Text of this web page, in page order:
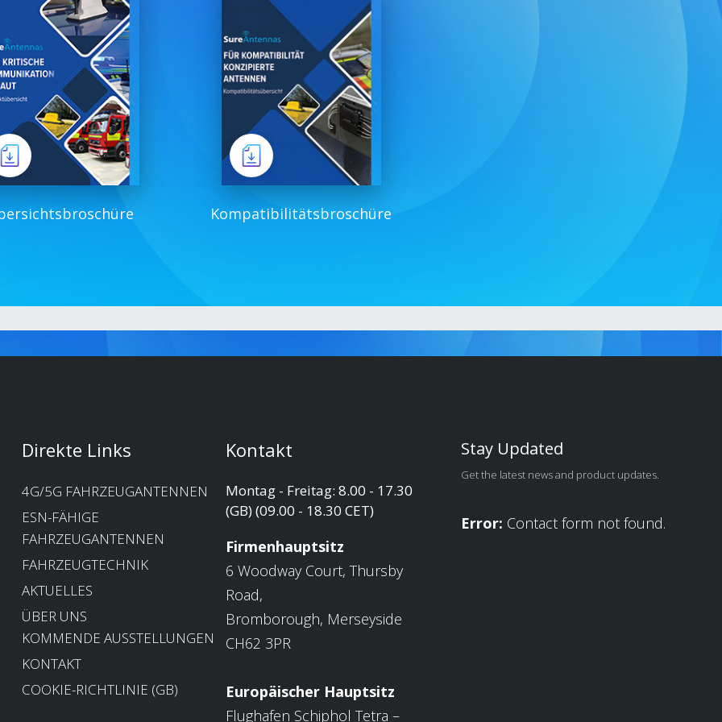
Kompatibilitätsbroschüre
Direkte Links
4G/5G FAHRZEUGANTENNEN
ESN-FÄHIGE
FAHRZEUGANTENNEN
FAHRZEUGTECHNIK
AKTUELLES
ÜBER UNS
KOMMENDE AUSSTELLUNGEN
KONTAKT
COOKIE-RICHTLINIE (GB)
Kontakt
Montag - Freitag: 8.00 - 17.30
(GB) (09.00 - 18.30 CET)
Firmenhauptsitz
6 Woodway Court, Thursby
Road,
Bromborough, Merseyside
CH62 3PR
Europäischer Hauptsitz
Flughafen Schiphol Tetra –
Stay Updated
Get the latest news and product updates.
Error: Contact form not found.